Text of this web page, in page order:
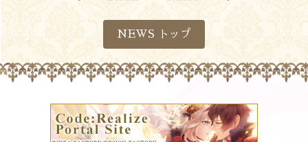
NEWS トップ